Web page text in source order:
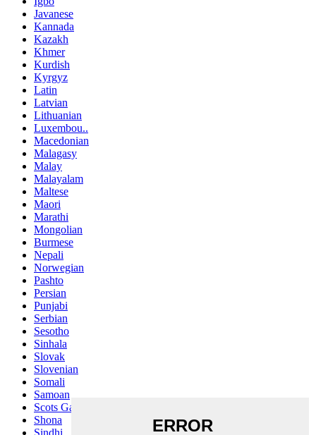
Javanese
Kannada
Kazakh
Khmer
Kurdish
Kyrgyz
Latin
Latvian
Lithuanian
Luxembou..
Macedonian
Malagasy
Malay
Malayalam
Maltese
Maori
Marathi
Mongolian
Burmese
Nepali
Norwegian
Pashto
Persian
Punjabi
Serbian
Sesotho
Sinhala
Slovak
Slovenian
Somali
Samoan
Scots Gaelic
Shona